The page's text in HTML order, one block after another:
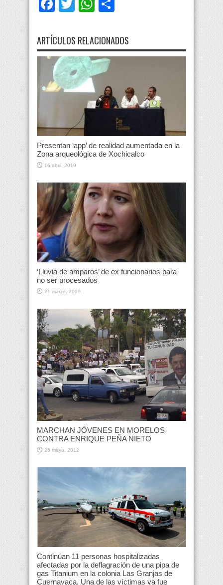
Facebook
TwitterWhatsApp
ARTÍCULOS RELACIONADOS
Presentan ‘app’ de realidad aumentada en la
Zona arqueológica de Xochicalco
16 abril, 2019
‘Lluvia de amparos’ de ex funcionarios para
no ser procesados
21 marzo, 2019
MARCHAN JÓVENES EN MORELOS
CONTRA ENRIQUE PEÑA NIETO
25 mayo, 2012
Continúan 11 personas hospitalizadas
afectadas por la deflagración de una pipa de
gas Titanium en la colonia Las Granjas de
Cuernavaca. Una de las víctimas ya fue